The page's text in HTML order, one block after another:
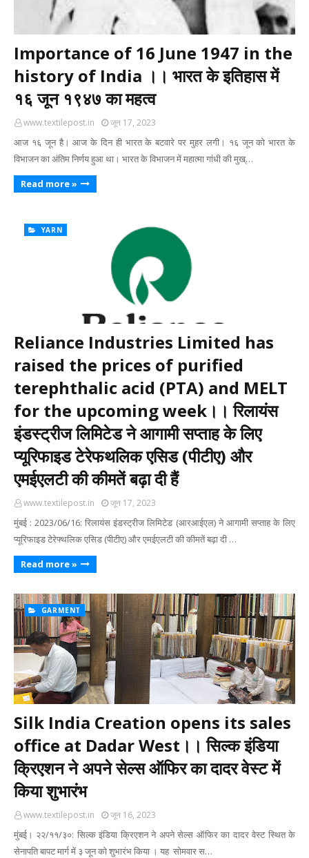
Importance of 16 June 1947 in the
history of India ।। भारत के इतिहास में
१६ जून १९४७ का महत्‍व
www.textilepost.in जून 17, 2023
आज १६ जून है। आज के दिन ही भारत के बटवारे पर मुहर लगी। १६ जून को भारत के
विभाजन का अंतिम निर्णय हुआ था। भारत के विभाजन में महात्‍मा गांधी की मुख्…
Read more »
YARN
Reliance Industries Limited has
raised the prices of purified
terephthalic acid (PTA) and MELT
for the upcoming week।। रिलायंस
इंडस्ट्रीज लिमिटेड ने आगामी सप्ताह के लिए
प्यूरिफाइड टेरेफथलिक एसिड (पीटीए) और
एमईएलटी की कीमतें बढ़ा दी हैं
www.textilepost.in जून 17, 2023
मुंबई : 2023/06/16: रिलायंस इंडस्ट्रीज लिमिटेड (आरआईएल) ने आगामी सप्ताह के लिए
प्यूरिफाइड टेरेफ्थलिक एसिड (पीटीए) और एमईएलटी की कीमतें बढ़ा दी …
Read more »
GARMENT
Silk India Creation opens its sales
office at Dadar West।। सिल्क इंडिया
क्रिएशन ने अपने सेल्‍स ऑफिर का दादर वेस्‍ट में
किया शुभारंभ
www.textilepost.in जून 16, 2023
मुंबई। २२/११/३०: सिल्क इंडिया क्रिएशन ने अपने सेल्‍स ऑफिर का दादर वेस्‍ट स्थित के
सेनापति बापट मार्ग में ३ जून को शुभारंभ किया । यह सोमवार स…